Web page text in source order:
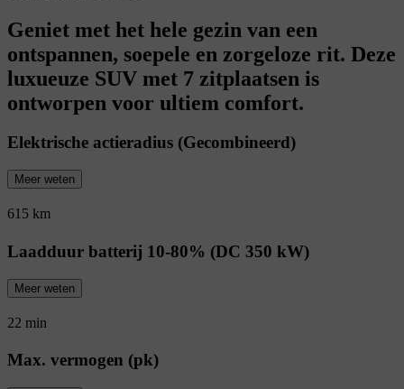
Geniet met het hele gezin van een
ontspannen, soepele en zorgeloze rit. Deze
luxueuze SUV met 7 zitplaatsen is
ontworpen voor ultiem comfort.
Elektrische actieradius (Gecombineerd)
Meer weten
615 km
Laadduur batterij 10-80% (DC 350 kW)
Meer weten
22 min
Max. vermogen (pk)